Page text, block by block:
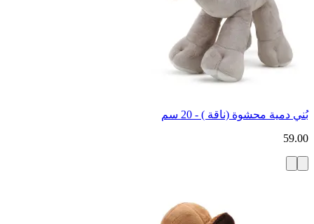
بُني دمية محشوة (ناقة ) - 20 سم
59.00